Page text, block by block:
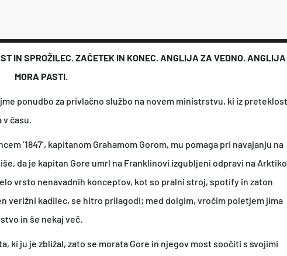
z
a
č
o
l
i
č
i
n
IN SPROŽILEC. ZAČETEK IN KONEC. ANGLIJA ZA VEDNO. ANGLIJA
MORA PASTI.
ponudbo za privlačno službo na novem ministrstvu, ki iz
v času.
‘1847’, kapitanom Grahamom Gorom, mu pomaga pri navajanju na
da je kapitan Gore umrl na Franklinovi izgubljeni odpravi na
vrsto nenavadnih konceptov, kot so pralni stroj, spotify in zaton
verižni kadilec, se hitro prilagodi; med dolgim, vročim poletjem jima
in še nekaj več.
ki ju je zbližal, zato se morata Gore in njegov most soočiti s svojimi